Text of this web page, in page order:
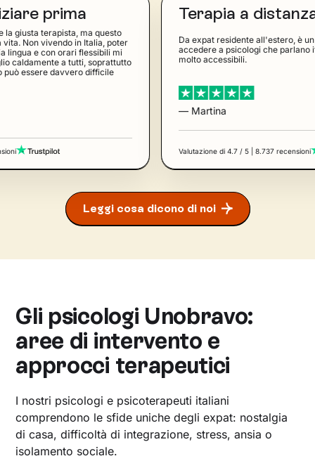
ma questo
in Italia, poter
flessibili mi
a tutti, soprattutto
difficile
Terapia a distanza
Da expat residente all'estero, è un grandissimo
accedere a psicologi che parlano italiano.
molto accessibili.
Valutazione di 4.7 / 5 | 8.737 recensioni
Leggi cosa dicono di noi
Gli psicologi Unobravo:
aree di intervento e
approcci terapeutici
I nostri psicologi e psicoterapeuti italiani
comprendono le sfide uniche degli expat: nostalgia
di casa, difficoltà di integrazione, stress, ansia o
isolamento sociale.